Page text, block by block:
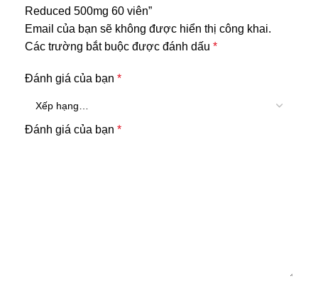
Reduced 500mg 60 viên”
Email của bạn sẽ không được hiển thị công khai.
Các trường bắt buộc được đánh dấu *
Đánh giá của bạn *
Đánh giá của bạn *